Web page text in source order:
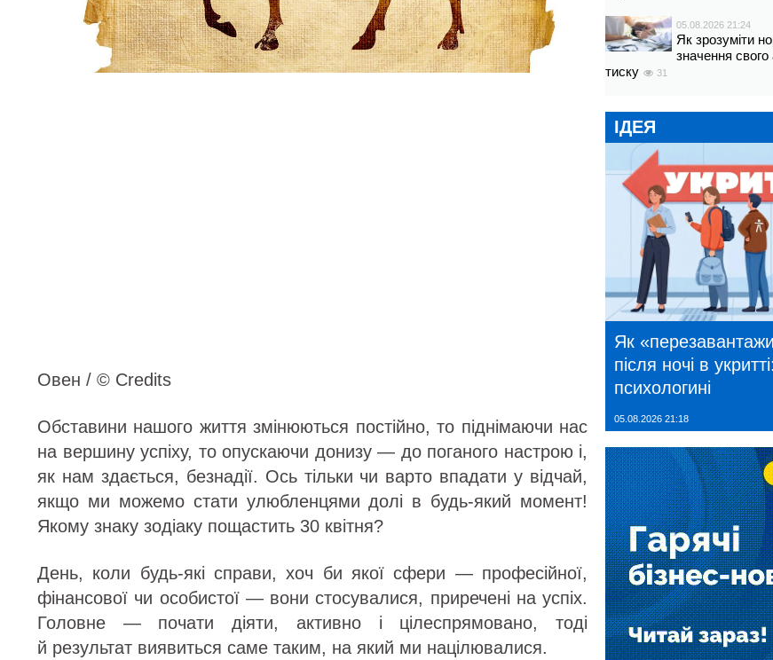
Овен / © Credits
Обставини нашого життя змінюються постійно, то піднімаючи нас
на вершину успіху, то опускаючи донизу — до поганого настрою і,
як нам здається, безнадії. Ось тільки чи варто впадати у відчай,
якщо ми можемо стати улюбленцями долі в будь-який момент!
Якому знаку зодіаку пощастить 30 квітня?
День, коли будь-які справи, хоч би якої сфери — професійної,
фінансової чи особистої — вони стосувалися, приречені на успіх.
Головне — почати діяти, активно і цілеспрямовано, тоді
й результат виявиться саме таким, на який ми націлювалися.
05.08.2026 21:24
Як зрозуміти
значення свого
тиску
31
ІДЕЯ
Як
після ночі в
психологині
05.08.2026 21:18